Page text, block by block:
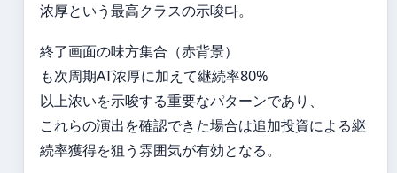
浓厚という最高クラスの示唆다。
終了画面の味方集合（赤背景）
も次周期AT浓厚に加えて継続率80%
以上浓いを示唆する重要なパターンであり、
これらの演出を確認できた場合は追加投資による継
続率獲得を狙う雰囲気が有効となる。